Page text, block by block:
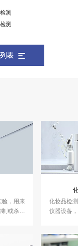
测
测
表
验，用来
制或杀灭
CMA、
化妆品检
仪器设备
量和使用